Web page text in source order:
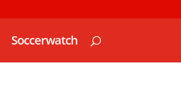
Soccerwatch